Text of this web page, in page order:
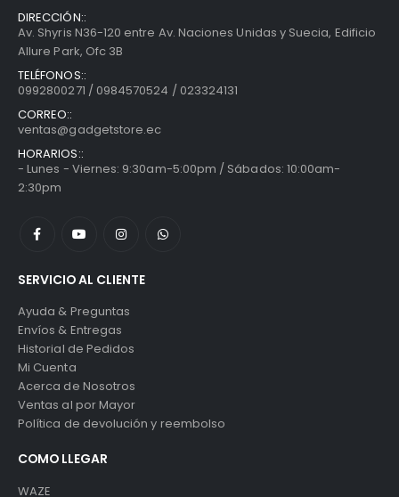
DIRECCIÓN::
Av. Shyris N36-120 entre Av. Naciones Unidas y Suecia, Edificio
Allure Park, Ofc 3B
TELÉFONOS::
0992800271 / 0984570524 / 023324131
CORREO::
ventas@gadgetstore.ec
HORARIOS::
- Lunes - Viernes: 9:30am-5:00pm / Sábados: 10:00am-
2:30pm
SERVICIO AL CLIENTE
Ayuda & Preguntas
Envíos & Entregas
Historial de Pedidos
Mi Cuenta
Acerca de Nosotros
Ventas al por Mayor
Política de devolución y reembolso
COMO LLEGAR
WAZE